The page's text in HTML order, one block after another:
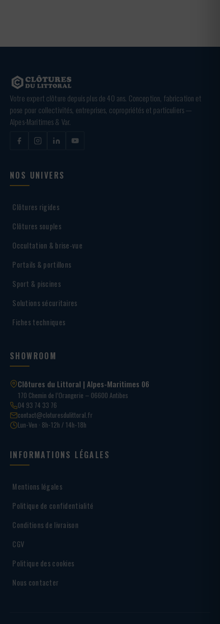
Votre expert clôture depuis plus de 40 ans. Conception, fabrication et
pose pour collectivités, entreprises, copropriétés et particuliers —
Alpes-Maritimes & Var.
NOS UNIVERS
Clôtures rigides
Clôtures souples
Occultation & brise-vue
Portails & portillons
Sport & piscines
Solutions sécuritaires
Fiches techniques
SHOWROOM
Clôtures du Littoral | Alpes-Maritimes 06
170 Chemin de l’Orangerie – 06600 Antibes
04 93 74 33 76
contact@cloturesdulittoral.fr
Lun-Ven · 8h-12h / 14h-18h
INFORMATIONS LÉGALES
Mentions légales
Politique de confidentialité
Conditions de livraison
CGV
Politique des cookies
Nous contacter